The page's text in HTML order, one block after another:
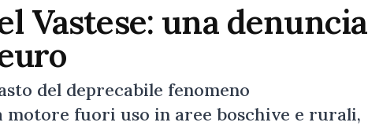
Vastese: una denuncia
del deprecabile fenomeno
motore fuori uso in aree boschive e rurali,